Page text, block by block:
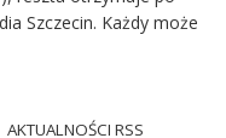
Szczecin. Każdy może
AKTUALNOŚCI RSS